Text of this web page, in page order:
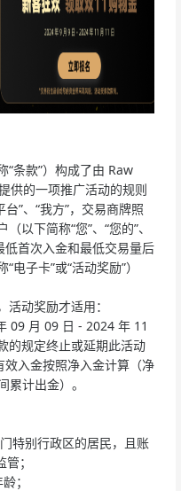
“条款”）构成了由 Raw
的一项推广活动的规则
台”、“我方”，交易商牌照
以下简称“您”、“您的”、
低首次入金和最低交易量后
子卡”或“活动奖励”）
动奖励才适用：
09 月 09 日 - 2024 年 11
的规定终止或延期此活动
效入金按照净入金计算（净
累计出金）。
特别行政区的居民，且账
；
；